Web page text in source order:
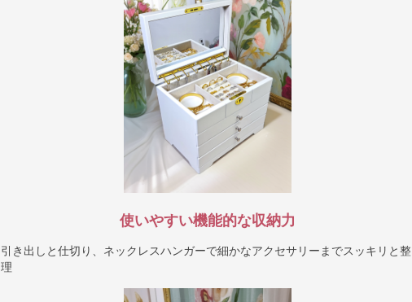
使いやすい機能的な収納力
引き出しと仕切り、ネックレスハンガーで細かなアクセサリーまでスッキリと整
理